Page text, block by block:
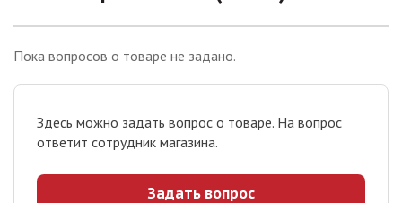
Здесь можно задать вопрос о товаре. На вопрос
ответит сотрудник магазина.
Задать вопрос
Пока вопросов о товаре не задано.